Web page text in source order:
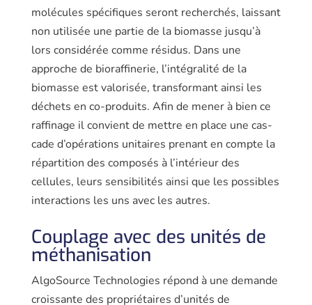
molécules spécifiques seront recherchés, laissant
non utilisée une partie de la biomasse jusqu’à
lors considérée comme résidus. Dans une
approche de bioraffinerie, l’intégralité de la
biomasse est valorisée, transfor­mant ainsi les
déchets en co-produits. Afin de mener à bien ce
raffinage il convient de mettre en place une cas­
cade d’opérations unitaires prenant en compte la
répartition des composés à l’intérieur des
cellules, leurs sensibilités ainsi que les possibles
interactions les uns avec les autres.
Couplage avec des unités de
méthanisation
AlgoSource Technologies répond à une demande
croissante des proprié­taires d’unités de